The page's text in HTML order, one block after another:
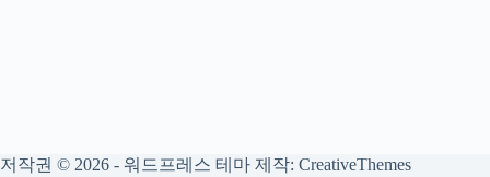
저작권 © 2026 - 워드프레스 테마 제작: CreativeThemes